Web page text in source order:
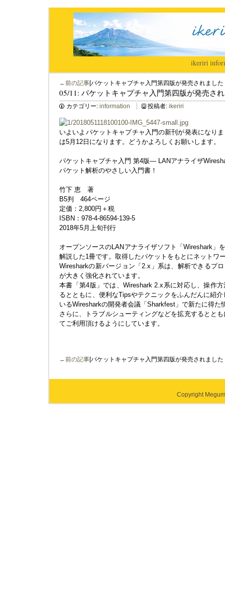
ikeriri|
←前の記事[パケットキャプチャ入門第四版が発売されました
05/11: パケットキャプチャ入門第四版が発売さ
カテゴリー: information 投稿者: ikeriri
いよいよパケットキャプチャ入門の新刊が発表になり
は5月12日になります。どうかよろしくお願いします。
パケットキャプチャ入門 第4版― LANアナライザ
パケット解析のやさしい入門書！
竹下 恵 著
B5判 464ページ
定価：2,800円＋税
ISBN：978-4-86594-139-5
2018年5月上旬刊行
オープンソースのLANアナライザソフト「Wireshark」
解説した1冊です。取得したパケットをもとにネットワ
Wiresharkの新バージョン「2.x」系は、解析できるプ
が大きく強化されています。
本書「第4版」では、Wireshark 2.x系に対応し、操作
るとともに、便利なTipsやテクニックをふんだんに紹
いるWiresharkの開発者会議「Sharkfest」で新たに得た
さらに、トラブルシューティングなどを拡充するとと
てご利用頂けるようにしています。
←前の記事[パケットキャプチャ入門第四版が発売されました
Copyright